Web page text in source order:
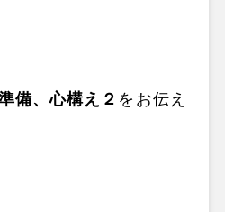
備、心構え２ をお伝え